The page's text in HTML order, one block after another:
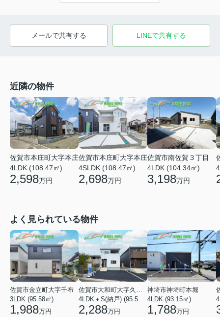
メールで共有する LINEで共有する
近隣の物件
佐賀市本庄町大字本庄
4LDK (108.47㎡)
2,598万円
佐賀市本庄町大字本庄
4SLDK (108.47㎡)
2,698万円
佐賀市南佐賀３丁目
4LDK (104.34㎡)
3,198万円
よく見られている物件
佐賀市金立町大字千布
3LDK (95.58㎡)
1,988万円
佐賀市大和町大字久池井
4LDK＋S(納戸) (95.58㎡)
2,288万円
神埼市神埼町本堀
4LDK (93.15㎡)
1,788万円